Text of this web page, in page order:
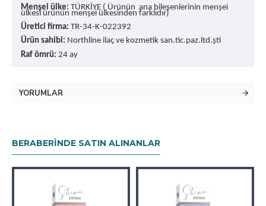
Menşei ülke: TÜRKİYE ( Ürünün ana bileşenlerinin menşei
ülkesi ürünün menşei ülkesinden farklıdır)
Üretici firma: TR-34-K-022392
Ürün sahibi: Northline ilaç ve kozmetik san.tic.paz.ltd.şti
Raf ömrü: 24 ay
YORUMLAR
BERABERINDE SATIN ALINANLAR